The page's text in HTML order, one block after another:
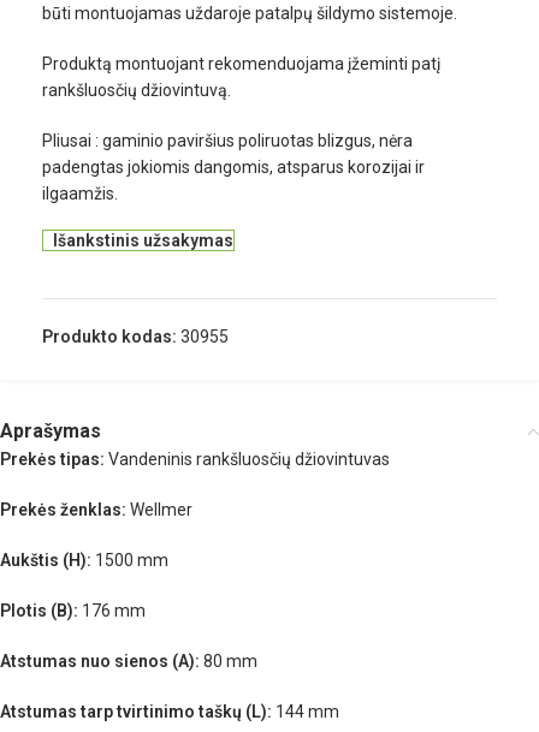
būti montuojamas uždaroje patalpų šildymo sistemoje.
Produktą montuojant rekomenduojama įžeminti patį
rankšluosčių džiovintuvą.
Pliusai : gaminio paviršius poliruotas blizgus, nėra
padengtas jokiomis dangomis, atsparus korozijai ir
ilgaamžis.
Išankstinis užsakymas
Produkto kodas: 30955
Aprašymas
Prekės tipas: Vandeninis rankšluosčių džiovintuvas
Prekės ženklas: Wellmer
Aukštis (H): 1500 mm
Plotis (B): 176 mm
Atstumas nuo sienos (A): 80 mm
Atstumas tarp tvirtinimo taškų (L): 144 mm